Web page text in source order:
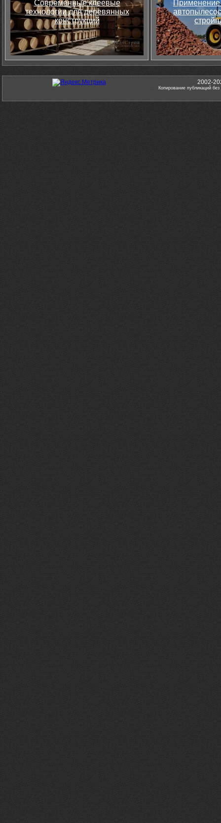
Современные клеевые
технологии для деревянных
конструкций
Применение
2002-
Копирование публикаций